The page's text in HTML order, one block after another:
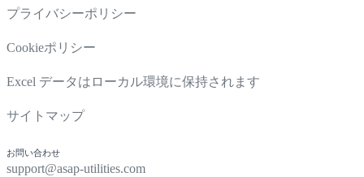
プライバシーポリシー
Cookieポリシー
Excel データはローカル環境に保持されます
サイトマップ
お問い合わせ
support@asap-utilities.com